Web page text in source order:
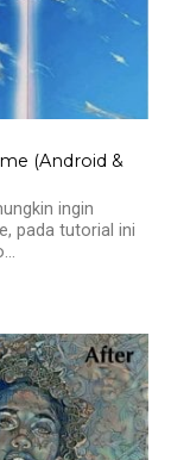
(Android &
ingin
pada tutorial ini